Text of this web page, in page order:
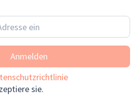
Anmelden
sie.